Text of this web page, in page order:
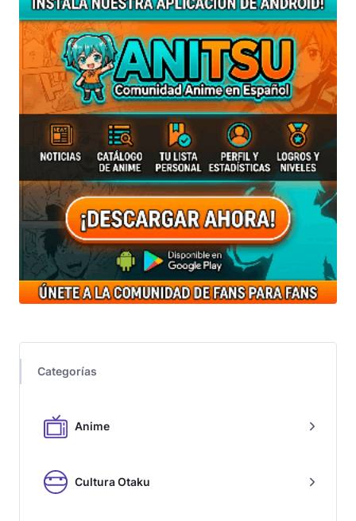
Categorías
Anime
Cultura Otaku